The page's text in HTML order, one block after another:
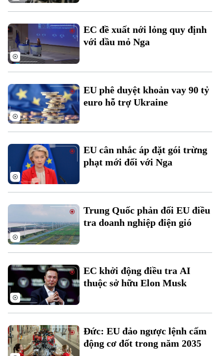
Chuyên mục
Thời sự
Hà Nội
Chính trị
An ninh trật tự
Công nghệ
Hà Nội
Nhịp sống Hà Nội
Người Hà Nội
Khoảnh khắc Hà Nội
Thế giới
Tin tức
Quân sự
Hồ sơ
Người Việt 4 phương
Kinh tế
Tin tức
Tài chính Ngân hàng
Doanh nghiệp
Nhà đất
Tin tức
Đầu tư
Đất đai
Kinh nghiệm
Tàu và Xe
Ô tô
Tàu
Xe máy
Thị trường
Giáo dục
Tuyển sinh
Hướng nghiệp
Tin tức
Di tích
Sức khỏe
Y tế
Dinh dưỡng
Bóng đá
Giải trí
EC đề xuất nới lỏng quy định
với dầu mỏ Nga
EU phê duyệt khoản vay 90 tỷ
euro hỗ trợ Ukraine
EU cân nhắc áp đặt gói trừng
phạt mới đối với Nga
Trung Quốc phản đối EU điều
tra doanh nghiệp điện gió
EC khởi động điều tra AI
thuộc sở hữu Elon Musk
Đức: EU đảo ngược lệnh cấm
động cơ đốt trong năm 2035